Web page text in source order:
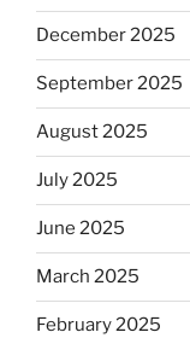
December 2025
September 2025
August 2025
July 2025
June 2025
March 2025
February 2025